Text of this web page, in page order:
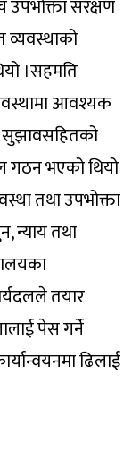
उपभोक्ता संरक्षण
व्यवस्थाको
।सहमति
आवश्यक
सुझावसहितको
गठन भएको थियो
तथा उपभोक्ता
न्याय तथा
तयार
पेस गर्ने
ढिलाई